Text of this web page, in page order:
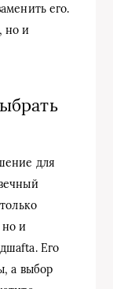
его.
но и
для
и
Его
а выбор